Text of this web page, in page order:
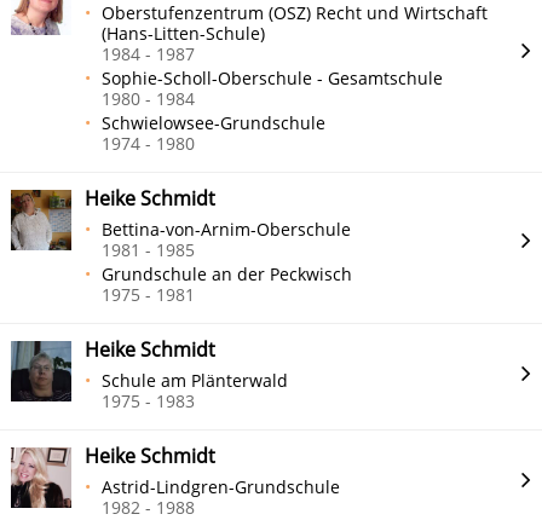
Oberstufenzentrum (OSZ) Recht und Wirtschaft
(Hans-Litten-Schule)
1984 - 1987
Sophie-Scholl-Oberschule - Gesamtschule
1980 - 1984
Schwielowsee-Grundschule
1974 - 1980
Heike Schmidt
Bettina-von-Arnim-Oberschule
1981 - 1985
Grundschule an der Peckwisch
1975 - 1981
Heike Schmidt
Schule am Plänterwald
1975 - 1983
Heike Schmidt
Astrid-Lindgren-Grundschule
1982 - 1988